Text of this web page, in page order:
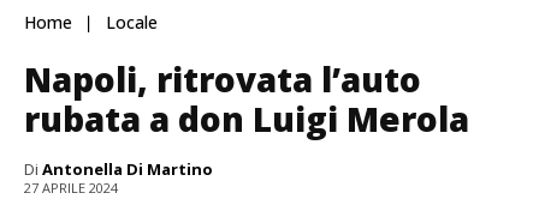
Home Locale
Napoli, ritrovata l’auto
rubata a don Luigi Merola
Di Antonella Di Martino
27 APRILE 2024